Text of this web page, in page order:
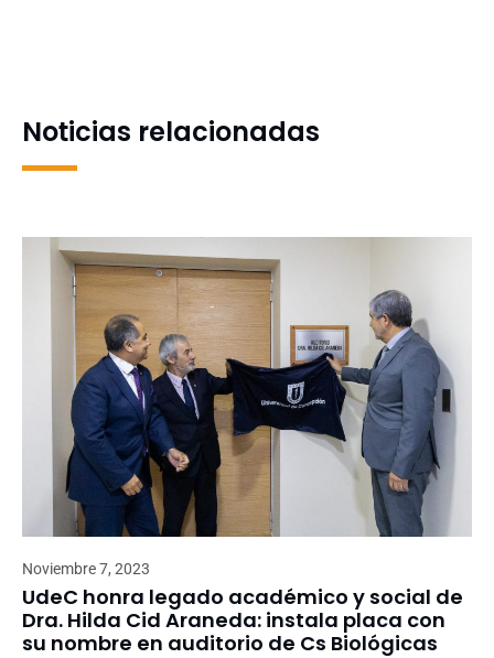
Noticias relacionadas
Noviembre 7, 2023
UdeC honra legado académico y social de
Dra. Hilda Cid Araneda: instala placa con
su nombre en auditorio de Cs Biológicas